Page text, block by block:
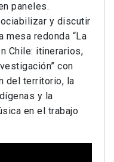
paneles.
y discutir
mesa redonda “La
Chile: itinerarios,
con
del territorio, la
y la
en el trabajo